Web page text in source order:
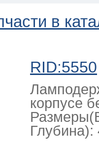
в
RID:5550
корпусе
Глубина):